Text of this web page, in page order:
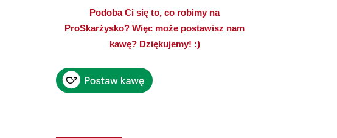
Podoba Ci się to, co robimy na
ProSkarżysko? Więc może postawisz nam
kawę? Dziękujemy! :)